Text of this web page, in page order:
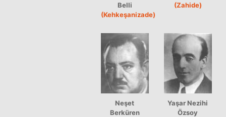
Belli
(Kehkeşanizade)
(Zahide)
Neşet
Berküren
Yaşar Nezihi
Özsoy